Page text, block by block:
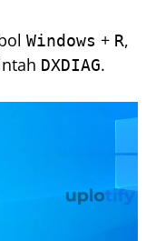
Windows + R,
DXDIAG.